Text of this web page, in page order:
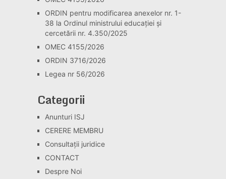
ORDIN pentru modificarea anexelor nr. 1-
38 la Ordinul ministrului educației și
cercetării nr. 4.350/2025
OMEC 4155/2026
ORDIN 3716/2026
Legea nr 56/2026
Categorii
Anunturi ISJ
CERERE MEMBRU
Consultaţii juridice
CONTACT
Despre Noi